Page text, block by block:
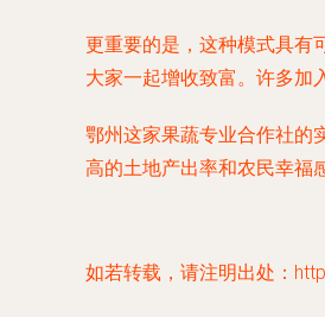
更重要的是，这种模式具有
大家一起增收致富。许多加
鄂州这家果蔬专业合作社的
高的土地产出率和农民幸福
如若转载，请注明出处：